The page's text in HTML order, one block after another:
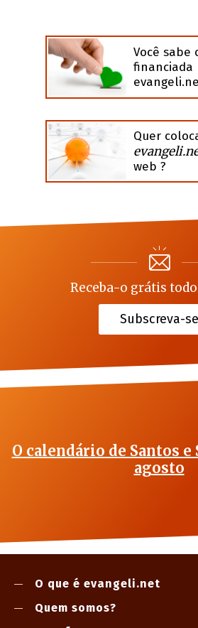
Você sabe
financiada
Quer
web ?
Receba-o grátis
Subscreva-se
O calendário de Santos e
agosto
O que é evangeli.net
Quem somos?